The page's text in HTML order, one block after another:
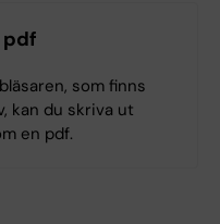
pdf
som finns
kan du skriva ut
en pdf.